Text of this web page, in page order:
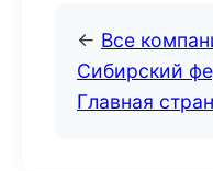
← Все
Сибирский
Главная